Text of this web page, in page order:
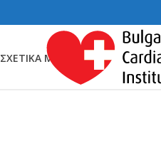
ΣΧΕΤΙΚΆ ΜΕ ΕΜΆΣ